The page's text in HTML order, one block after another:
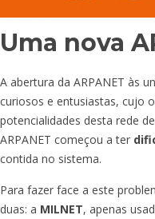
Uma nova
A abertura da ARPANET às
curiosos e entusiastas, cujo
potencialidades desta rede
ARPANET começou a ter
contida no sistema.
Para fazer face a este
duas: a MILNET, apenas